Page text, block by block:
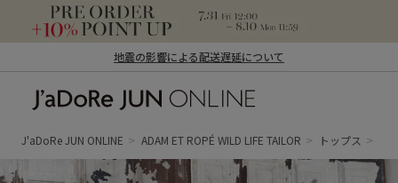
地震の影響による配送遅延について
ン オンライン）
J'aDoRe JUN ONLINE ADAM ET ROPÉ WILD LIFE TAILOR トップス